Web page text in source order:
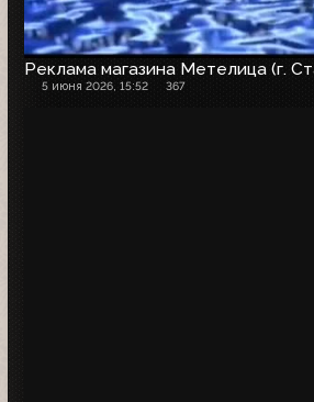
Реклама магазина Метелица (г.
5 июня 2026, 15:52 367